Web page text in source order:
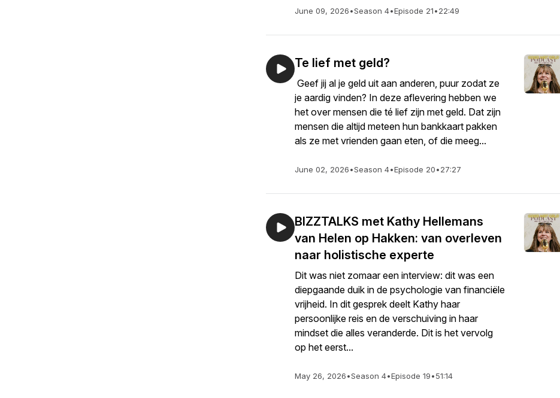
June 09, 2026•Season 4•Episode 21•22:49
Te lief met geld?
Geef jij al je geld uit aan anderen, puur zodat ze
je aardig vinden? In deze aflevering hebben we
het over mensen die té lief zijn met geld. Dat zijn
mensen die altijd meteen hun bankkaart pakken
als ze met vrienden gaan eten, of die meeg...
June 02, 2026•Season 4•Episode 20•27:27
BIZZTALKS met Kathy Hellemans
van Helen op Hakken: van overleven
naar holistische experte
Dit was niet zomaar een interview: dit was een
diepgaande duik in de psychologie van financiële
vrijheid. In dit gesprek deelt Kathy haar
persoonlijke reis en de verschuiving in haar
mindset die alles veranderde. Dit is het vervolg
op het eerst...
May 26, 2026•Season 4•Episode 19•51:14